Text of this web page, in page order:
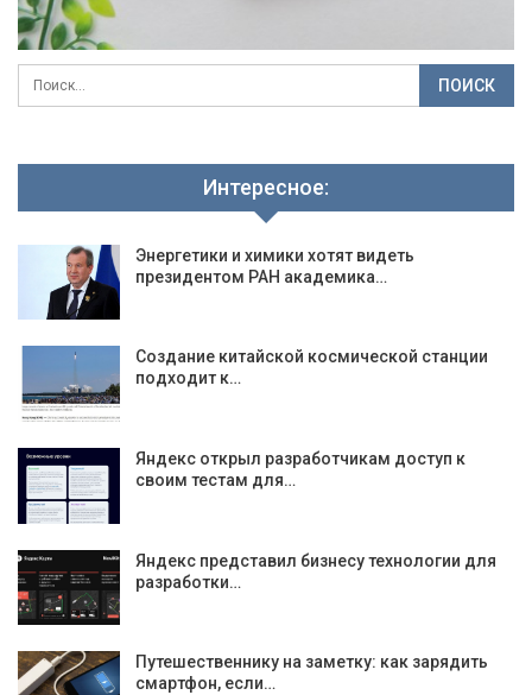
Интересное:
Энергетики и химики хотят видеть
президентом РАН академика…
Создание китайской космической станции
подходит к…
Яндекс открыл разработчикам доступ к
своим тестам для…
Яндекс представил бизнесу технологии для
разработки…
Путешественнику на заметку: как зарядить
смартфон, если…